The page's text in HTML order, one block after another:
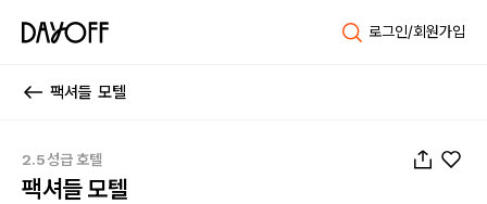
로그인/회원가입
팩셔들 모텔
2.5성급 호텔
팩셔들 모텔